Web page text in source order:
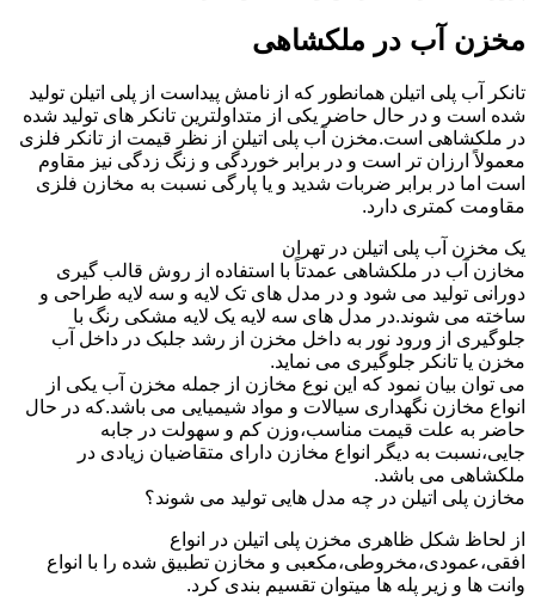
مخزن آب در ملکشاهی
تانکر آب پلی اتیلن همانطور که از نامش پیداست از پلی اتیلن تولید
شده است و در حال حاضر یکی از متداولترین تانکر های تولید شده
در ملکشاهی است.مخزن آب پلی اتیلن از نظر قیمت از تانکر فلزی
معمولاً ارزان تر است و در برابر خوردگی و زنگ زدگی نیز مقاوم
است اما در برابر ضربات شدید و یا پارگی نسبت به مخازن فلزی
مقاومت کمتری دارد.
یک مخزن آب پلی اتیلن در تهران
مخازن آب در ملکشاهی عمدتاً با استفاده از روش قالب گیری
دورانی تولید می شود و در مدل های تک لایه و سه لایه طراحی و
ساخته می شوند.در مدل های سه لایه یک لایه مشکی رنگ با
جلوگیری از ورود نور به داخل مخزن از رشد جلبک در داخل آب
مخزن یا تانکر جلوگیری می نماید.
می توان بیان نمود که این نوع مخازن از جمله مخزن آب یکی از
انواع مخازن نگهداری سیالات و مواد شیمیایی می باشد.که در حال
حاضر به علت قیمت مناسب،وزن کم و سهولت در جابه
جایی،نسبت به دیگر انواع مخازن دارای متقاضیان زیادی در
ملکشاهی می باشد.
مخازن پلی اتیلن در چه مدل هایی تولید می شوند؟
از لحاظ شکل ظاهری مخزن پلی اتیلن در انواع
افقی،عمودی،مخروطی،مکعبی و مخازن تطبیق شده را با انواع
وانت ها و زیر پله ها میتوان تقسیم بندی کرد.